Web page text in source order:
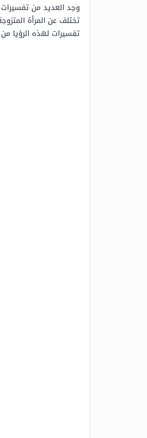
وجد العديد من تفسيرات
تختلف عن المرأة
تفسيرات لهذه الرؤيا